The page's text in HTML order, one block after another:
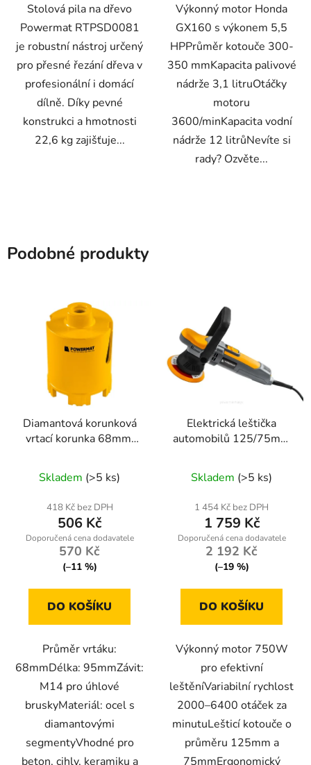
Stolová pila na dřevo
Powermat RTPSD0081
je robustní nástroj určený
pro přesné řezání dřeva v
profesionální i domácí
dílně. Díky pevné
konstrukci a hmotnosti
22,6 kg zajišťuje...
Výkonný motor Honda
GX160 s výkonem 5,5
HPPrůměr kotouče 300-
350 mmKapacita palivové
nádrže 3,1 litruOtáčky
motoru
3600/minKapacita vodní
nádrže 12 litrůNevíte si
rady? Ozvěte...
Podobné produkty
Diamantová korunková
vrtací korunka 68mm,
Skladem (>5 ks)
418 Kč bez DPH
506 Kč
570 Kč
(–11 %)
DO KOŠÍKU
Průměr vrtáku:
68mmDélka: 95mmZávit:
M14 pro úhlové
bruskyMateriál: ocel s
diamantovými
segmentyVhodné pro
beton, cihly, keramiku a
Elektrická leštička
automobilů 125/75mm
Skladem (>5 ks)
1 454 Kč bez DPH
1 759 Kč
2 192 Kč
(–19 %)
DO KOŠÍKU
Výkonný motor 750W
pro efektivní
leštěníVariabilní rychlost
2000–6400 otáček za
minutuLešticí kotouče o
průměru 125mm a
75mmErgonomický